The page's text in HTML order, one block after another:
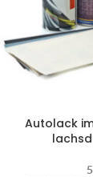
Autolack